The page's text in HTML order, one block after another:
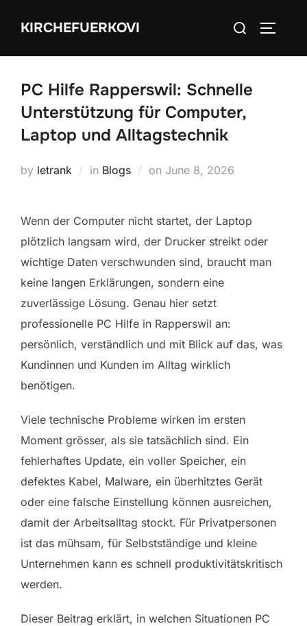
KIRCHEFUERKOVI
Search
PC Hilfe Rapperswil: Schnelle
Unterstützung für Computer,
Laptop und Alltagstechnik
by letrank in Blogs on Posted
June 8, 2026
Wenn der Computer nicht startet, der Laptop
plötzlich langsam wird, der Drucker streikt oder
wichtige Daten verschwunden sind, braucht man
keine langen Erklärungen, sondern eine
zuverlässige Lösung. Genau hier setzt
professionelle PC Hilfe in Rapperswil an:
persönlich, verständlich und mit Blick auf das, was
Kundinnen und Kunden im Alltag wirklich
benötigen.
Viele technische Probleme wirken im ersten
Moment grösser, als sie tatsächlich sind. Ein
fehlerhaftes Update, ein voller Speicher, ein
defektes Kabel, Malware, ein überhitztes Gerät
oder eine falsche Einstellung können ausreichen,
damit der Arbeitsalltag stockt. Für Privatpersonen
ist das mühsam, für Selbstständige und kleine
Unternehmen kann es schnell produktivitätskritisch
werden.
Dieser Beitrag erklärt, in welchen Situationen PC